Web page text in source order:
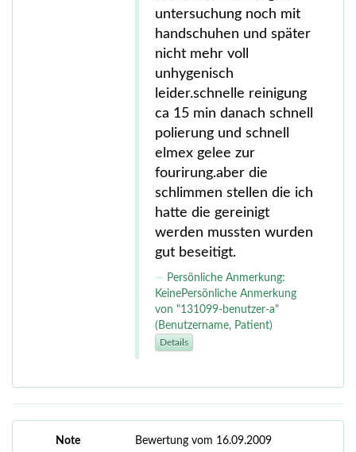
untersuchung noch mit
handschuhen und später
nicht mehr voll
unhygenisch
leider.schnelle reinigung
ca 15 min danach schnell
polierung und schnell
elmex gelee zur
fourirung.aber die
schlimmen stellen die ich
hatte die gereinigt
werden mussten wurden
gut beseitigt.
Persönliche Anmerkung:
KeinePersönliche Anmerkung
von "131099-benutzer-a"
(Benutzername, Patient)
Details
Note Bewertung vom 16.09.2009